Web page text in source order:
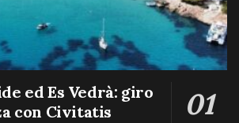
ed Es Vedrà: giro
con Civitatis